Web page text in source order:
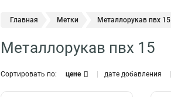
Главная Метки Металлорукав пвх 15
Металлорукав пвх 15
Сортировать по: цене дате добавления